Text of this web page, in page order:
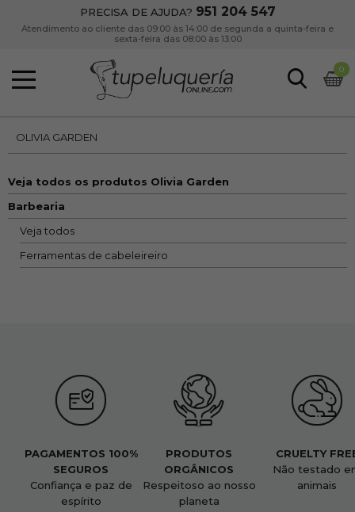
PRECISA DE AJUDA? 951 204 547
Atendimento ao cliente das 09:00 às 14:00 de segunda a quinta-feira e
sexta-feira das 08:00 às 13:00
0
OLIVIA GARDEN
Veja todos os produtos Olivia Garden
Barbearia
Veja todos
Ferramentas de cabeleireiro
PAGAMENTOS 100%
SEGUROS
Confiança e paz de
espírito
PRODUTOS
ORGÂNICOS
Respeitoso ao nosso
planeta
CRUELTY
Não testado
animais